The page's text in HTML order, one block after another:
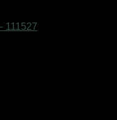
111527